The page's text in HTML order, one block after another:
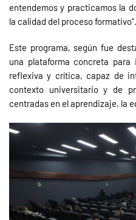
entendemos y practicamos la
la calidad del proceso formativo”.
Este programa, según fue
una plataforma concreta para
reflexiva y crítica, capaz de
contexto universitario y de
centradas en el aprendizaje, la